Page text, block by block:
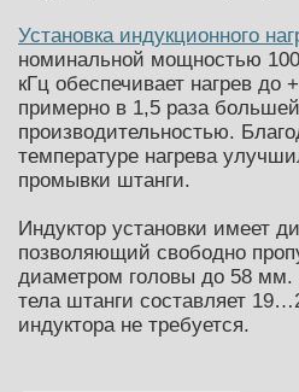
Установка индукционного
номинальной мощностью
кГц обеспечивает нагрев до
примерно в 1,5 раза большей
производительностью.
температуре нагрева
промывки штанги.
Индуктор установки имеет
позволяющий свободно
диаметром головы до 58
тела штанги составляет
индуктора не требуется.